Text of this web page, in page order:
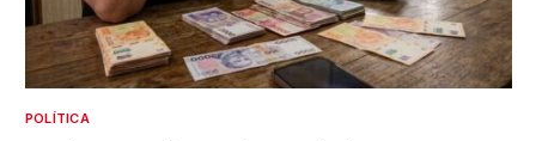
POLÍTICA